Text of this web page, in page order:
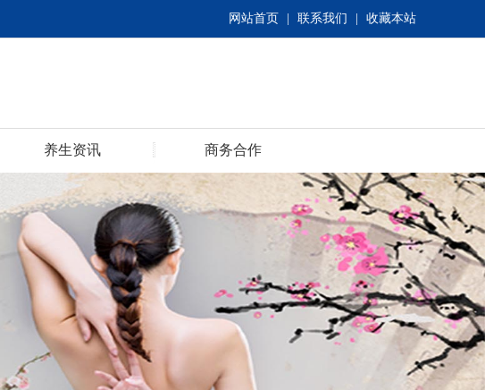
网站首页 联系我们 收藏本站
养生资讯 商务合作